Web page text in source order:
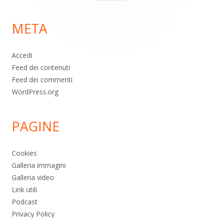
pagina
META
Accedi
Feed dei contenuti
Feed dei commenti
WordPress.org
PAGINE
Cookies
Galleria immagini
Galleria video
Link utili
Podcast
Privacy Policy